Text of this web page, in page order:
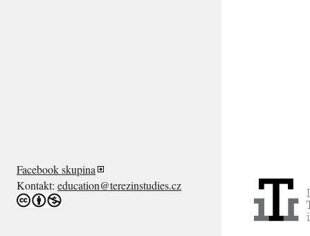
Facebook skupina
Kontakt: education@terezinstudies.cz